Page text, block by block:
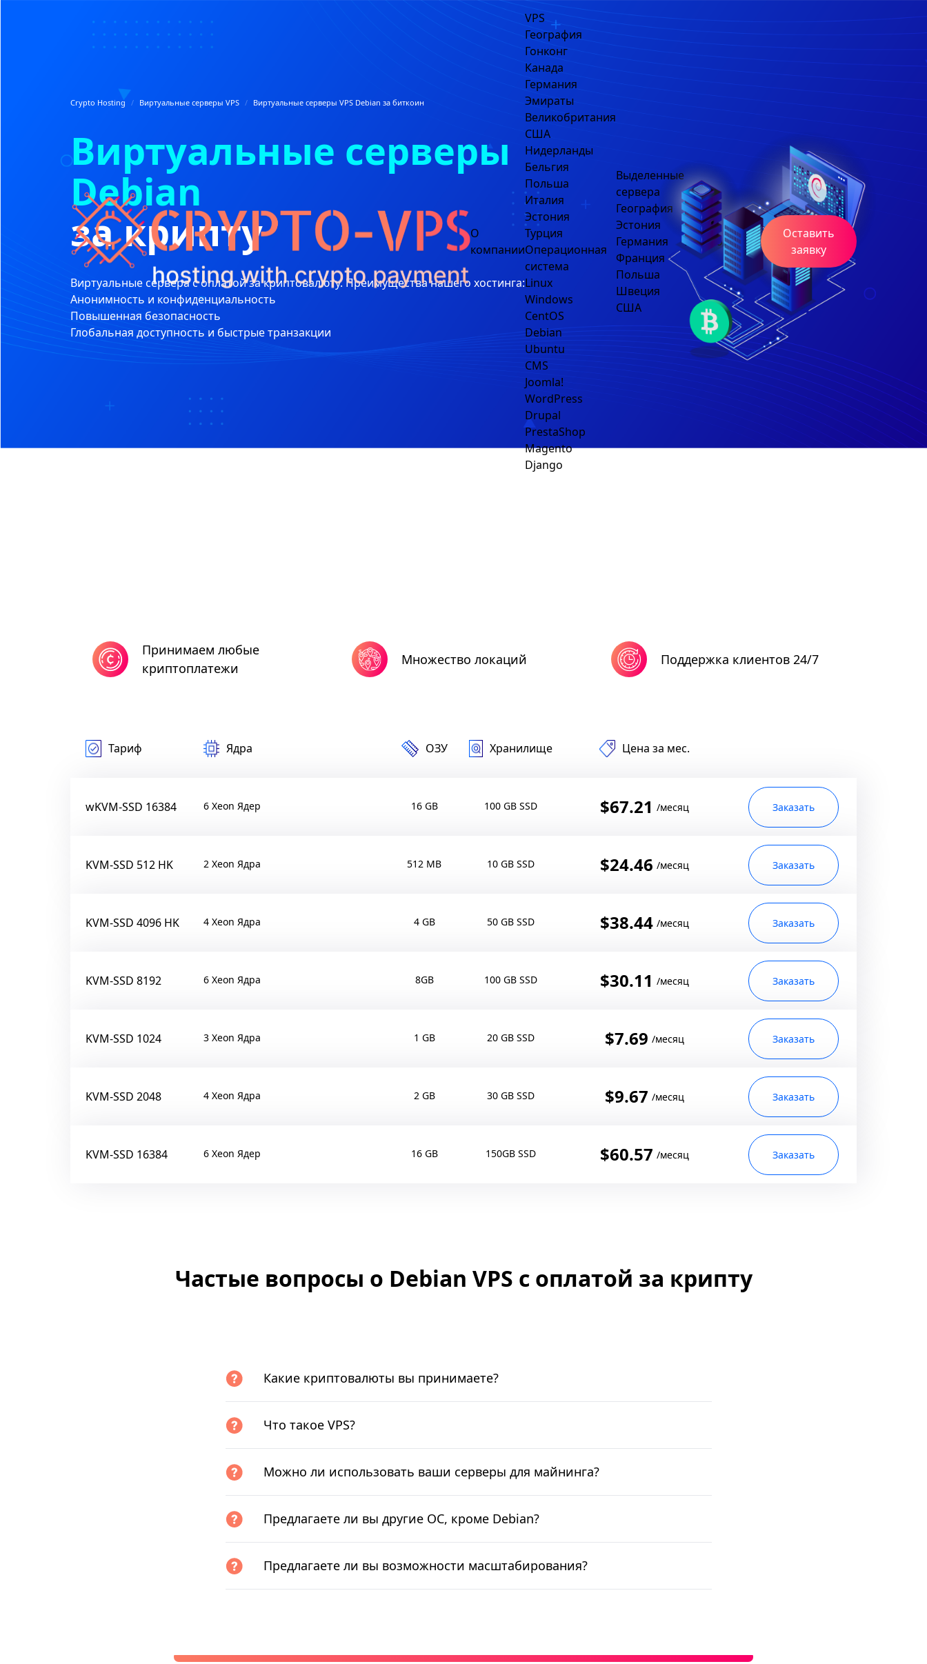
Оставить
заявку
О
компании
VPS
География
Гонконг
Канада
Германия
Эмираты
Великобритания
США
Нидерланды
Бельгия
Польша
Италия
Эстония
Турция
Операционная
система
Linux
Windows
CentOS
Debian
Ubuntu
CMS
Joomla!
WordPress
Drupal
PrestaShop
Magento
Django
Выделенные
сервера
География
Эстония
Германия
Франция
Польша
Швеция
США
БлогКонтакты
Crypto Hosting / Виртуальные серверы VPS / Виртуальные серверы VPS Debian за биткоин
Виртуальные серверы
Debian
за крипту
Виртуальные сервера с оплатой за криптовалюту. Преимущества нашего хостинга:
Анонимность и конфиденциальность
Повышенная безопасность
Глобальная доступность и быстрые транзакции
Принимаем любые
криптоплатежи
Множество локаций Поддержка клиентов 24/7
Тариф Ядра ОЗУ Хранилище Цена за мес.
wKVM-SSD 16384 6 Xeon Ядер 16 GB 100 GB SSD $67.21 /месяц Заказать
KVM-SSD 512 HK 2 Xeon Ядра 512 MB 10 GB SSD $24.46 /месяц Заказать
KVM-SSD 4096 HK 4 Xeon Ядра 4 GB 50 GB SSD $38.44 /месяц Заказать
KVM-SSD 8192 6 Xeon Ядра 8GB 100 GB SSD $30.11 /месяц Заказать
KVM-SSD 1024 3 Xeon Ядра 1 GB 20 GB SSD $7.69 /месяц Заказать
KVM-SSD 2048 4 Xeon Ядра 2 GB 30 GB SSD $9.67 /месяц Заказать
KVM-SSD 16384 6 Xeon Ядер 16 GB 150GB SSD $60.57 /месяц Заказать
Частые вопросы о Debian VPS с оплатой за крипту
Какие криптовалюты вы принимаете?
Что такое VPS?
Можно ли использовать ваши серверы для майнинга?
Предлагаете ли вы другие ОС, кроме Debian?
Предлагаете ли вы возможности масштабирования?